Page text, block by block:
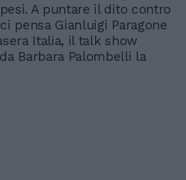
A puntare il dito contro
pensa Gianluigi Paragone
Italia, il talk show
Barbara Palombelli la